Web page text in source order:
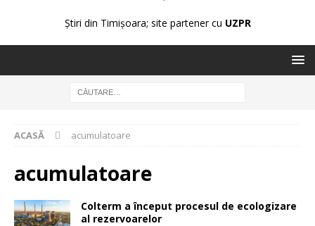
Știri din Timișoara; site partener cu UZPR
ACASĂ acumulatoare
acumulatoare
Colterm a început procesul de ecologizare
al rezervoarelor